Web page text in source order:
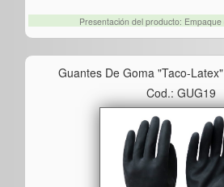
Presentación del producto:
Guantes De Goma "taco-
Cod.: GUG19